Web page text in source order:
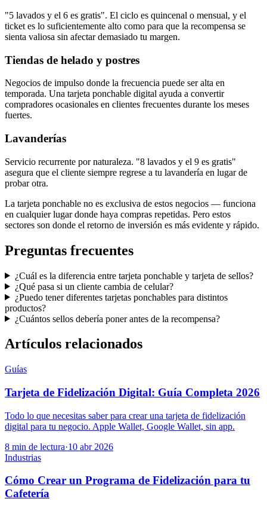
"5 lavados y el 6 es gratis". El ciclo es quincenal o mensual, y el
ticket es lo suficientemente alto como para que la recompensa se
sienta valiosa sin afectar demasiado tu margen.
Tiendas de helado y postres
Negocios de impulso donde la frecuencia puede ser alta en
temporada. Una tarjeta ponchable digital ayuda a convertir
compradores ocasionales en clientes frecuentes durante los meses
fuertes.
Lavanderías
Servicio recurrente por naturaleza. "8 lavados y el 9 es gratis"
asegura que el cliente siempre regrese a tu lavandería en lugar de
probar otra.
La tarjeta ponchable no es exclusiva de estos negocios — funciona
en cualquier lugar donde haya compras repetidas. Pero estos
sectores son donde el retorno de inversión es más evidente y rápido.
Preguntas frecuentes
¿Cuál es la diferencia entre tarjeta ponchable y tarjeta de sellos?
¿Qué pasa si un cliente cambia de celular?
¿Puedo tener diferentes tarjetas ponchables para distintos
productos?
¿Cuántos sellos debería poner antes de la recompensa?
Artículos relacionados
Guías
Tarjeta de Fidelización Digital: Guía Completa 2026
Todo lo que necesitas saber para crear una tarjeta de fidelización
digital para tu negocio. Apple Wallet, Google Wallet, sin app.
8 min de lectura·10 abr 2026
Industrias
Cómo Crear un Programa de Fidelización para tu
Cafetería